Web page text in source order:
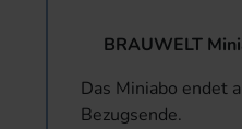
BRAUWELT
Das Miniabo endet
Bezugsende.